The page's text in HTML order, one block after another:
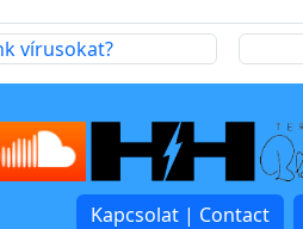
vírusokat?
Kapcsolat | Contact